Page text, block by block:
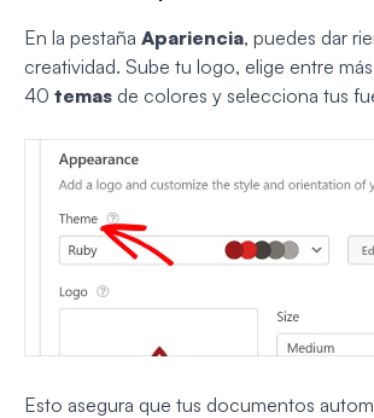
En la pestaña Apariencia, puedes dar
creatividad. Sube tu logo, elige entre
40 temas de colores y selecciona tus
Esto asegura que tus documentos